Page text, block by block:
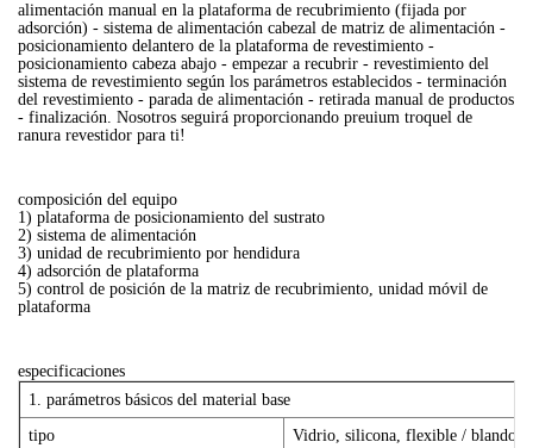
alimentación manual en la plataforma de recubrimiento (fijada por
adsorción) - sistema de alimentación cabezal de matriz de alimentación -
posicionamiento delantero de la plataforma de revestimiento -
posicionamiento cabeza abajo - empezar a recubrir - revestimiento del
sistema de revestimiento según los parámetros establecidos - terminación
del revestimiento - parada de alimentación - retirada manual de productos
- finalización. Nosotros seguirá proporcionando preuium troquel de
ranura revestidor para ti!
composición del equipo
1) plataforma de posicionamiento del sustrato
2) sistema de alimentación
3) unidad de recubrimiento por hendidura
4) adsorción de plataforma
5) control de posición de la matriz de recubrimiento, unidad móvil de
plataforma
especificaciones
1. parámetros básicos del material base
tipo
Vidrio, silicona, flexible / blando